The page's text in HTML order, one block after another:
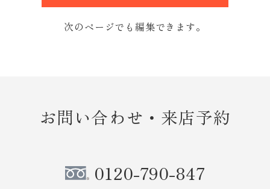
次のページでも編集できます。
お問い合わせ・来店予約
0120-790-847